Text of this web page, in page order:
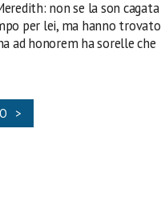
non se la son cagata
per lei, ma hanno trovato
ad honorem ha sorelle che
>